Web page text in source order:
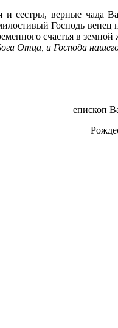
и сестры, верные чада
Господь
счастья в
Отца, и Господа
епископ